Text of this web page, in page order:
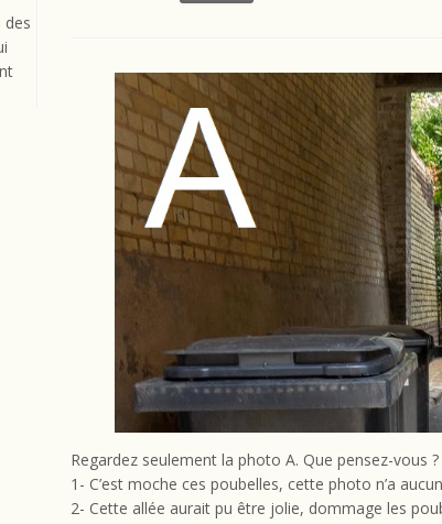
des
Regardez seulement la photo A. Que pensez-vous ?
1- C’est moche ces poubelles, cette photo n’a
2- Cette allée aurait pu être jolie, dommage les